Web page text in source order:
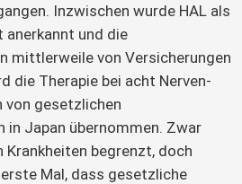
Inzwischen wurde HAL als
und die
mittlerweile von Versicherungen
die Therapie bei acht Nerven-
von gesetzlichen
in Japan übernommen. Zwar
Krankheiten begrenzt, doch
Mal, dass gesetzliche